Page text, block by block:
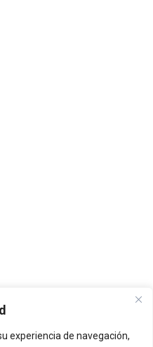
experiencia de navegación,